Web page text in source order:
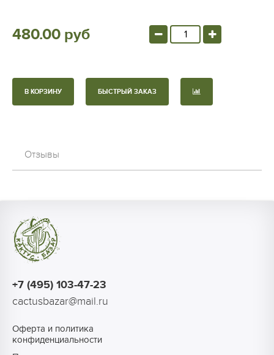
480.00 руб
В КОРЗИНУ БЫСТРЫЙ ЗАКАЗ
Отзывы
+7 (495) 103-47-23
cactusbazar@mail.ru
Оферта и политика
конфиденциальности